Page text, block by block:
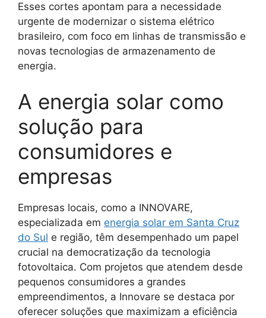
Esses cortes apontam para a necessidade
urgente de modernizar o sistema elétrico
brasileiro, com foco em linhas de transmissão e
novas tecnologias de armazenamento de
energia.
A energia solar como
solução para
consumidores e
empresas
Empresas locais, como a INNOVARE,
especializada em energia solar em Santa Cruz
do Sul e região, têm desempenhado um papel
crucial na democratização da tecnologia
fotovoltaica. Com projetos que atendem desde
pequenos consumidores a grandes
empreendimentos, a Innovare se destaca por
oferecer soluções que maximizam a eficiência